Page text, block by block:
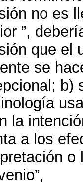
no es
”,
que el
se
b)
la
a los
o